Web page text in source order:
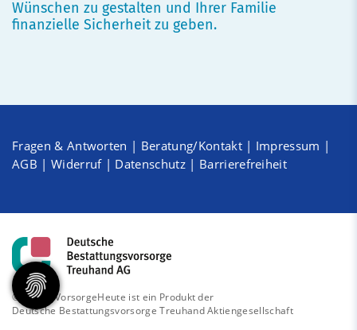
Wünschen zu gestalten und Ihrer Familie
finanzielle Sicherheit zu geben.
Fragen & Antworten | Beratung/Kontakt| Impressum |
AGB | Widerruf| Datenschutz | Barrierefreiheit
© 2026 - VorsorgeHeute ist ein Produkt der
Deutsche Bestattungsvorsorge Treuhand Aktiengesellschaft